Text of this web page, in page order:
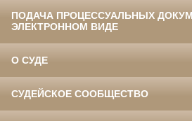
ПОДАЧА ПРОЦЕССУАЛЬНЫХ
ЭЛЕКТРОННОМ ВИДЕ
О СУДЕ
СУДЕЙСКОЕ СООБЩЕСТВО